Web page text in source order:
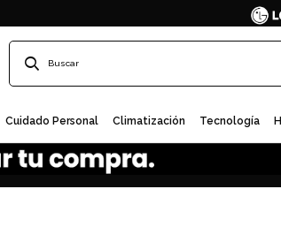
Cuidado Personal Climatización Tecnología